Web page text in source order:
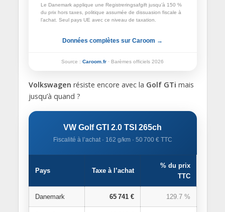
Le Danemark applique une Registreringsafgift jusqu’à 150 %
du prix hors taxes, politique assumée de dissuasion fiscale à
l’achat. Seul pays UE avec ce niveau de taxation.
Données complètes sur Caroom →
Source : Caroom.fr · Barèmes officiels 2026
Volkswagen résiste encore avec la Golf GTi mais
jusqu’à quand ?
VW Golf GTI 2.0 TSI 265ch
Fiscalité à l’achat · 162 g/km · 50 700 € TTC
Pays Taxe à l’achat
% du prix
TTC
Danemark 65 741 € 129.7 %